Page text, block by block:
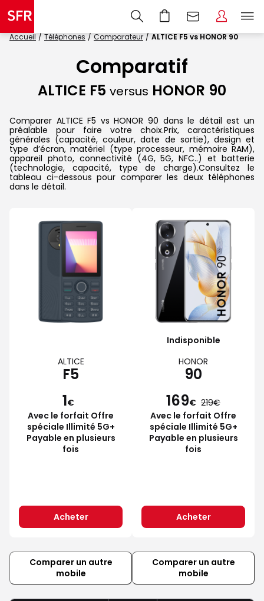
Accueil Téléphones Comparateur ALTICE F5 vs HONOR 90
Comparatif
ALTICE F5 versus HONOR 90
Comparer ALTICE F5 vs HONOR 90 dans le détail est un
préalable pour faire votre choix.Prix, caractéristiques
générales (capacité, couleur, date de sortie), design et
type d’écran, matériel (type processeur, mémoire RAM),
appareil photo, connectivité (4G, 5G, NFC..) et batterie
(technologie, capacité, type de charge).Consultez le
tableau ci-dessous pour comparer les deux téléphones
dans le détail.
ALTICE
F5
1€
Avec le forfait Offre
spéciale Illimité 5G+
Payable en plusieurs
fois
Acheter
Indisponible
HONOR
90
169€ 219
Avec le forfait Offre
spéciale Illimité 5G+
Payable en plusieurs
fois
Acheter
Comparer un autre
mobile
Comparer un autre
mobile